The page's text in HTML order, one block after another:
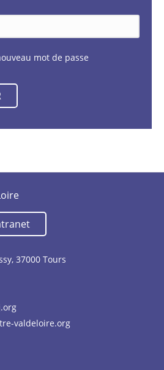
mot de passe
37000 Tours
valdeloire.org